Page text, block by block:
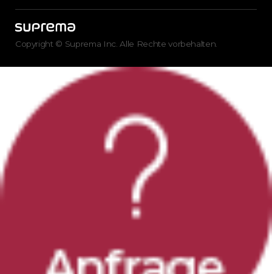
Copyright © Suprema Inc. Alle Rechte vorbehalten.